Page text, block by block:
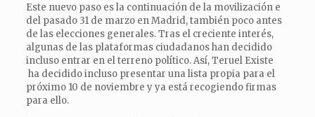
Este nuevo paso es la continuación de la movilización e
del pasado 31 de marzo en Madrid, también poco antes
de las elecciones generales. Tras el creciente interés,
algunas de las plataformas ciudadanos han decidido
incluso entrar en el terreno político. Así, Teruel Existe
ha decidido incluso presentar una lista propia para el
próximo 10 de noviembre y ya está recogiendo firmas
para ello.